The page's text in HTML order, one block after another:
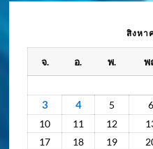
กิจกรรม
ย้อน
สิงหา
จ. อ. พ. พ
3
4 5 6
10
11 12
17
18 19